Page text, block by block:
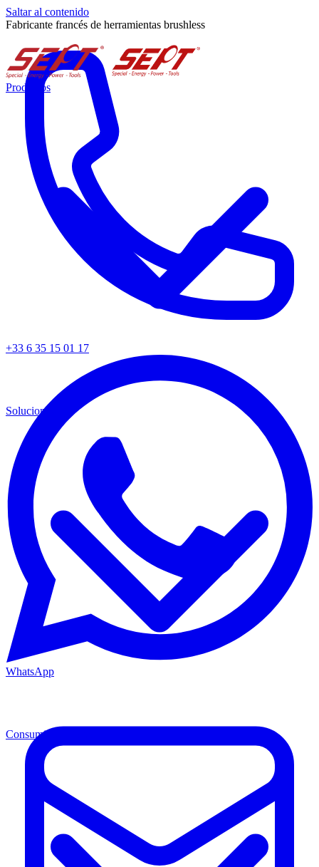
Saltar al contenido
Fabricante francés de herramientas brushless
+33 6 35 15 01 17
WhatsApp
Productos
Soluciones
Consumibles